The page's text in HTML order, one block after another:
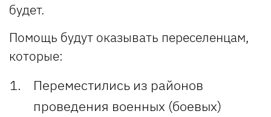
будет.
Помощь будут оказывать переселенцам,
которые:
Переместились из районов
проведения военных (боевых)